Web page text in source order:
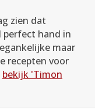
zien dat
hand in
maar
recepten voor
bekijk 'Timon